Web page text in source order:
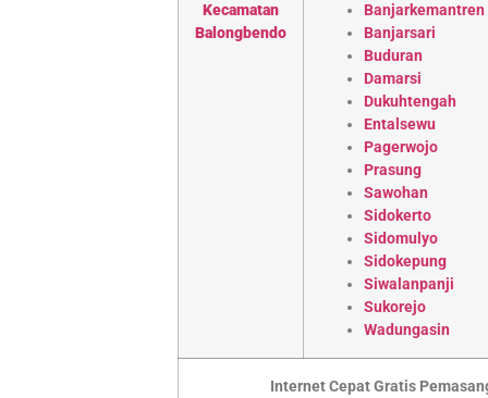
Kecamatan
Balongbendo
Banjarkemantren
Banjarsari
Buduran
Damarsi
Dukuhtengah
Entalsewu
Pagerwojo
Prasung
Sawohan
Sidokerto
Sidomulyo
Sidokepung
Siwalanpanji
Sukorejo
Wadungasin
Internet Cepat Gratis